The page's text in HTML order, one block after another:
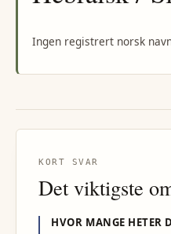
Ingen registrert norsk
KORT SVAR
Det viktigste
HVOR MANGE HETER